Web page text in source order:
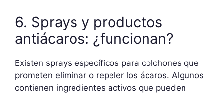
6. Sprays y productos
antiácaros: ¿funcionan?
Existen sprays específicos para colchones que
prometen eliminar o repeler los ácaros. Algunos
contienen ingredientes activos que pueden